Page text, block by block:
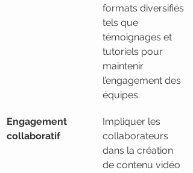
formats diversifiés
tels que
témoignages et
tutoriels pour
maintenir
l’engagement des
équipes.
Engagement
collaboratif
Impliquer les
collaborateurs
dans la création
de contenu vidéo